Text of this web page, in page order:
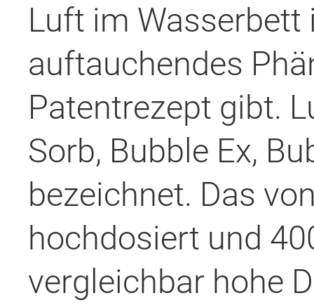
Luft im Wasserbett
auftauchendes
Patentrezept gibt.
Sorb, Bubble Ex,
bezeichnet. Das
hochdosiert und
vergleichbar hohe